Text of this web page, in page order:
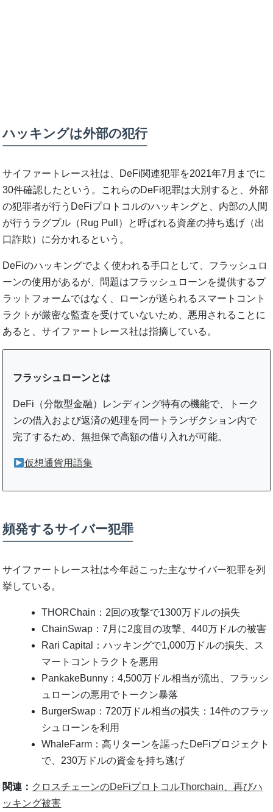
ハッキングは外部の犯行
サイファートレース社は、DeFi関連犯罪を2021年7月までに
30件確認したという。これらのDeFi犯罪は大別すると、外部
の犯罪者が行うDeFiプロトコルのハッキングと、内部の人間
が行うラグプル（Rug Pull）と呼ばれる資産の持ち逃げ（出
口詐欺）に分かれるという。
DeFiのハッキングでよく使われる手口として、フラッシュロ
ーンの使用があるが、問題はフラッシュローンを提供するプ
ラットフォームではなく、ローンが送られるスマートコント
ラクトが厳密な監査を受けていないため、悪用されることに
あると、サイファートレース社は指摘している。
フラッシュローンとは
DeFi（分散型金融）レンディング特有の機能で、トーク
ンの借入および返済の処理を同一トランザクション内で
完了するため、無担保で高額の借り入れが可能。
仮想通貨用語集
頻発するサイバー犯罪
サイファートレース社は今年起こった主なサイバー犯罪を列
挙している。
THORChain：2回の攻撃で1300万ドルの損失
ChainSwap：7月に2度目の攻撃、440万ドルの被害
Rari Capital：ハッキングで1,000万ドルの損失、ス
マートコントラクトを悪用
PankakeBunny：4,500万ドル相当が流出、フラッシ
ュローンの悪用でトークン暴落
BurgerSwap：720万ドル相当の損失：14件のフラッ
シュローンを利用
WhaleFarm：高リターンを謳ったDeFiプロジェクト
で、230万ドルの資金を持ち逃げ
関連： クロスチェーンのDeFiプロトコルThorchain、再びハ
ッキング被害